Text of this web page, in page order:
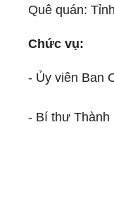
Quê quán:
Chức vụ:
- Ủy viên Ban
- Bí thư Thành